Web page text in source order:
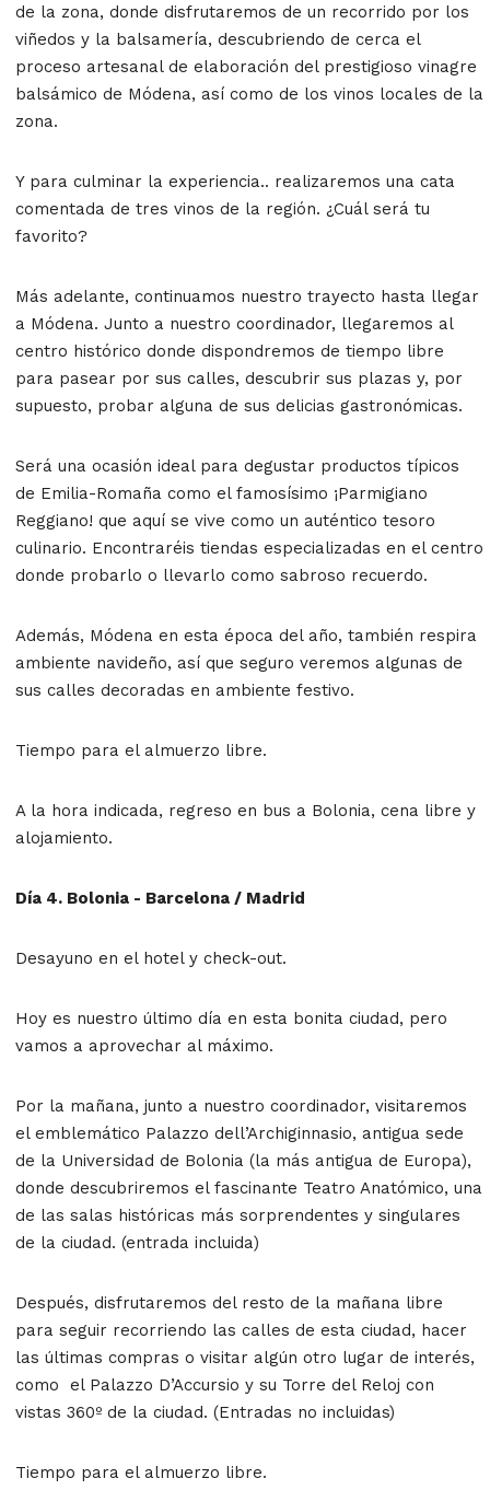
de la zona, donde disfrutaremos de un recorrido por los
viñedos y la balsamería, descubriendo de cerca el
proceso artesanal de elaboración del prestigioso vinagre
balsámico de Módena, así como de los vinos locales de la
zona.
Y para culminar la experiencia.. realizaremos una cata
comentada de tres vinos de la región. ¿Cuál será tu
favorito?
Más adelante, continuamos nuestro trayecto hasta llegar
a Módena. Junto a nuestro coordinador, llegaremos al
centro histórico donde dispondremos de tiempo libre
para pasear por sus calles, descubrir sus plazas y, por
supuesto, probar alguna de sus delicias gastronómicas.
Será una ocasión ideal para degustar productos típicos
de Emilia-Romaña como el famosísimo ¡Parmigiano
Reggiano! que aquí se vive como un auténtico tesoro
culinario. Encontraréis tiendas especializadas en el centro
donde probarlo o llevarlo como sabroso recuerdo.
Además, Módena en esta época del año, también respira
ambiente navideño, así que seguro veremos algunas de
sus calles decoradas en ambiente festivo.
Tiempo para el almuerzo libre.
A la hora indicada, regreso en bus a Bolonia, cena libre y
alojamiento.
Día 4. Bolonia - Barcelona / Madrid
Desayuno en el hotel y check-out.
Hoy es nuestro último día en esta bonita ciudad, pero
vamos a aprovechar al máximo.
Por la mañana, junto a nuestro coordinador, visitaremos
el emblemático Palazzo dell’Archiginnasio, antigua sede
de la Universidad de Bolonia (la más antigua de Europa),
donde descubriremos el fascinante Teatro Anatómico, una
de las salas históricas más sorprendentes y singulares
de la ciudad. (entrada incluida)
Después, disfrutaremos del resto de la mañana libre
para seguir recorriendo las calles de esta ciudad, hacer
las últimas compras o visitar algún otro lugar de interés,
como el Palazzo D’Accursio y su Torre del Reloj con
vistas 360º de la ciudad. (Entradas no incluidas)
Tiempo para el almuerzo libre.